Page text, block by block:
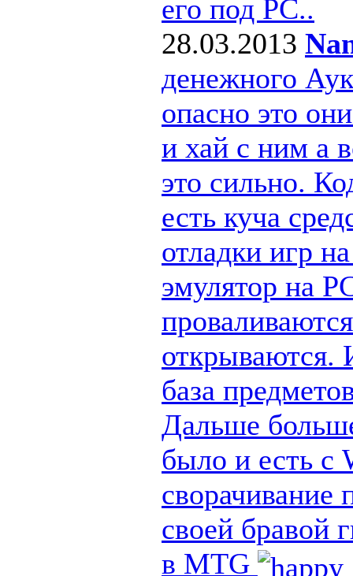
его под РС..
28.03.2013
денежного
опасно это
и хай с ним а
это сильно.
есть куча
отладки игр
эмулятор на
открываются.
база
Дальше
было и есть с
сворачивание
своей бравой
в MTG